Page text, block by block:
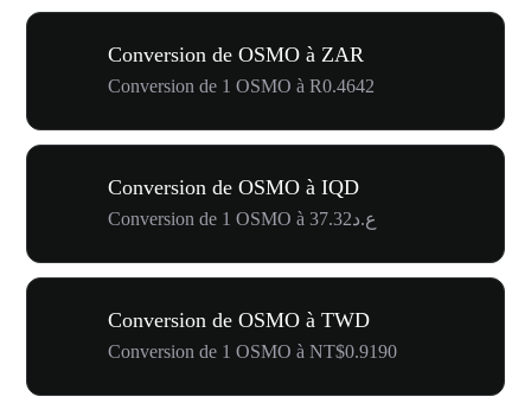
Conversion de OSMO à ZAR
Conversion de 1 OSMO à R0.4642
Conversion de OSMO à IQD
Conversion de 1 OSMO à ع.د37.32
Conversion de OSMO à TWD
Conversion de 1 OSMO à NT$0.9190